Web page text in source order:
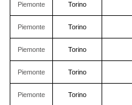
Piemonte Torino
Piemonte Torino
Piemonte Torino
Piemonte Torino
Piemonte Torino